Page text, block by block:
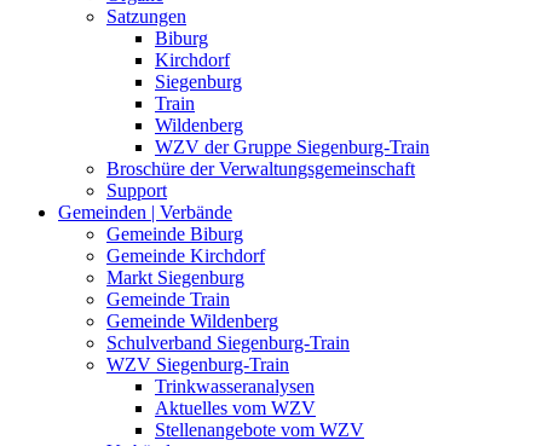
Satzungen
Biburg
Kirchdorf
Siegenburg
Train
Wildenberg
WZV der Gruppe Siegenburg-Train
Broschüre der Verwaltungsgemeinschaft
Support
Gemeinden | Verbände
Gemeinde Biburg
Gemeinde Kirchdorf
Markt Siegenburg
Gemeinde Train
Gemeinde Wildenberg
Schulverband Siegenburg-Train
WZV Siegenburg-Train
Trinkwasseranalysen
Aktuelles vom WZV
Stellenangebote vom WZV